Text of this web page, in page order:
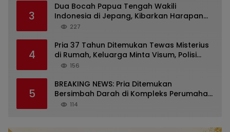
3
Dua Bocah Papua Tengah Wakili
Indonesia di Jepang, Kibarkan Harapan
dari Mimika ke Panggung Dunia
227
4
Pria 37 Tahun Ditemukan Tewas Misterius
di Rumah, Keluarga Minta Visum, Polisi
Diminta Ungkap Penyebab Kematian
156
5
BREAKING NEWS: Pria Ditemukan
Bersimbah Darah di Kompleks Perumahan
RR Timika, Video Viral Gegerkan Warga
114